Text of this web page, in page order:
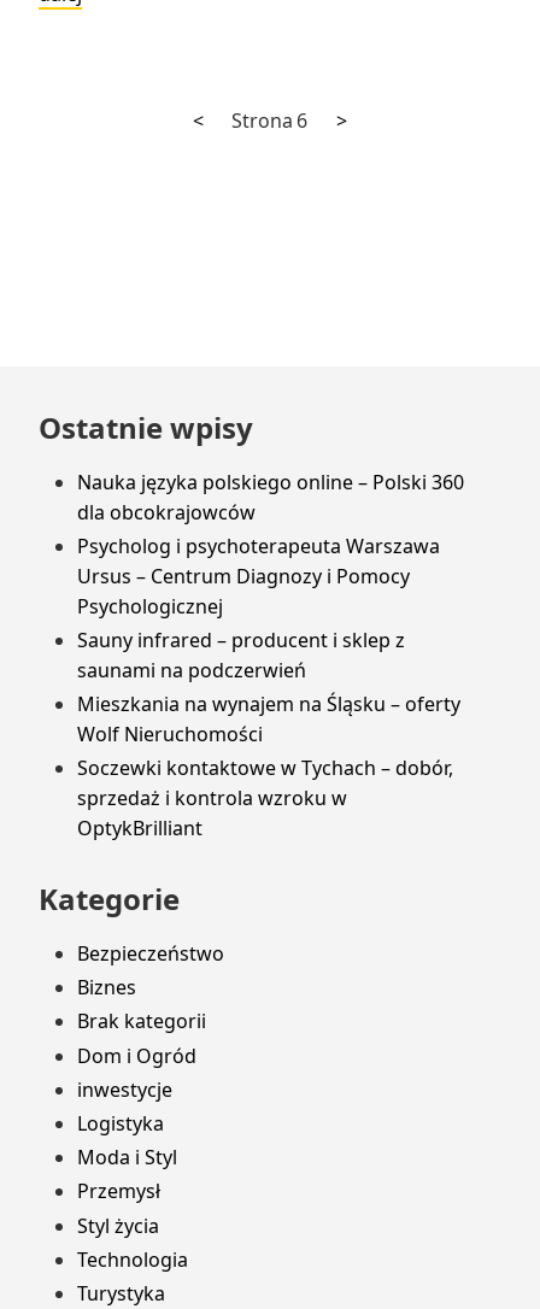
StronicowaniePoprzednia
< Strona 6
Następna
>
Przejdź
stopki
Ostatnie wpisy
Nauka języka polskiego online – Polski 360
dla obcokrajowców
Psycholog i psychoterapeuta Warszawa
Ursus – Centrum Diagnozy i Pomocy
Psychologicznej
Sauny infrared – producent i sklep z
saunami na podczerwień
Mieszkania na wynajem na Śląsku – oferty
Wolf Nieruchomości
Soczewki kontaktowe w Tychach – dobór,
sprzedaż i kontrola wzroku w
OptykBrilliant
Kategorie
Bezpieczeństwo
Biznes
Brak kategorii
Dom i Ogród
inwestycje
Logistyka
Moda i Styl
Przemysł
Styl życia
Technologia
Turystyka